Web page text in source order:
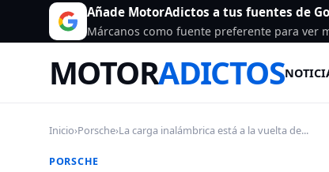
Añade MotorAdictos a tus fuentes de
Márcanos como fuente preferente para ver
MOTORADICTOS
Inicio›Porsche›La carga inalámbrica está a la vuelta de...
PORSCHE